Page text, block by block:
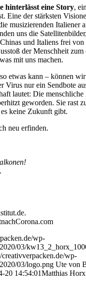
hinterlässt eine Story,
Eine der stärksten
musizierenden Italiener
uns die
und Italiens frei
der Menschheit zum
mit uns machen.
etwas kann – können
Virus nur ein Sendbote
lautet: Die
geworden. Sie rast
keine Zukunft gibt.
neu erfinden.
wp-
03/
creativverpacken.de/wp-
03/logo.png Ute von
20 14:54:01Matthias